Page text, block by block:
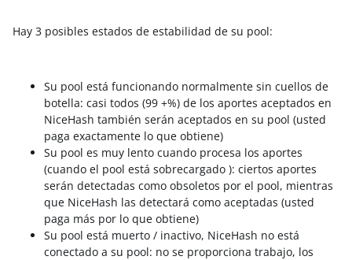
Hay 3 posibles estados de estabilidad de su pool:
Su pool está funcionando normalmente sin cuellos de
botella: casi todos (99 +%) de los aportes aceptados en
NiceHash también serán aceptados en su pool (usted
paga exactamente lo que obtiene)
Su pool es muy lento cuando procesa los aportes
(cuando el pool está sobrecargado ): ciertos aportes
serán detectadas como obsoletos por el pool, mientras
que NiceHash las detectará como aceptadas (usted
paga más por lo que obtiene)
Su pool está muerto / inactivo, NiceHash no está
conectado a su pool: no se proporciona trabajo, los